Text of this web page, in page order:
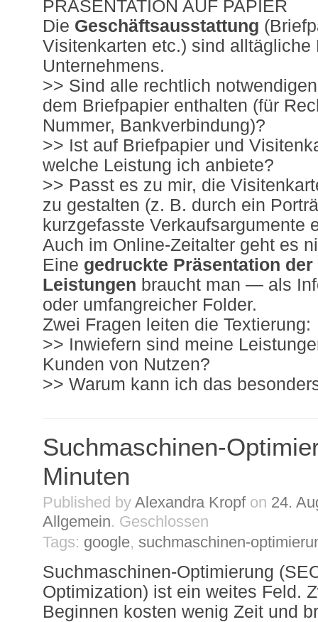
PRÄSENTATION AUF PAPIER
Die Geschäftsausstattung
Visitenkarten etc.) sind alltägliche
Unternehmens.
>> Sind alle rechtlich
dem Briefpapier enthalten (für
Nummer, Bankverbindung)?
>> Ist auf Briefpapier und
welche Leistung ich anbiete?
>> Passt es zu mir, die
zu gestalten (z. B. durch ein
kurzgefasste Verkaufsargumente
Auch im Online-Zeitalter geht es
Eine gedruckte Präsentation der
Leistungen braucht man — als
oder umfangreicher Folder.
Zwei Fragen leiten die Textierung:
>> Inwiefern sind meine
Kunden von Nutzen?
>> Warum kann ich das
Suchmaschinen-
Minuten
Published by Alexandra Kropf on 24.
Allgemein. Geschlossen
Tags: google, suchmaschinen-
Suchmaschinen-Optimierung
Optimization) ist ein weites Feld.
Beginnen kosten wenig Zeit und